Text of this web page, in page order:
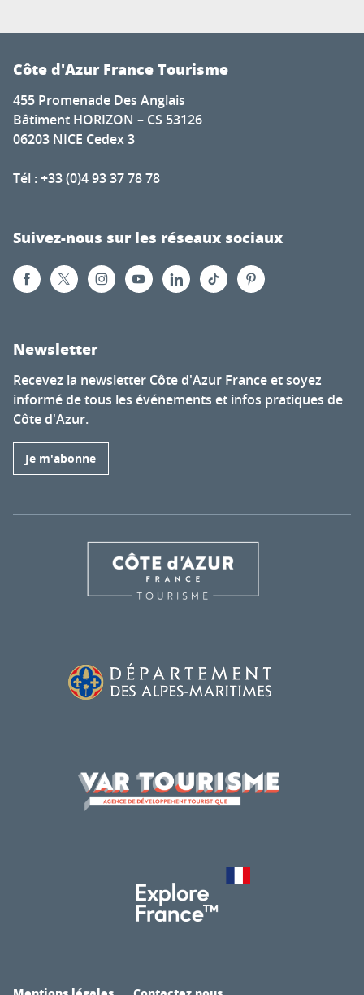
Côte d'Azur France Tourisme
455 Promenade Des Anglais
Bâtiment HORIZON – CS 53126
06203 NICE Cedex 3
Tél : +33 (0)4 93 37 78 78
Suivez-nous sur les réseaux sociaux
Newsletter
Recevez la newsletter Côte d'Azur France et soyez
informé de tous les événements et infos pratiques de
Côte d'Azur.
Je m'abonne